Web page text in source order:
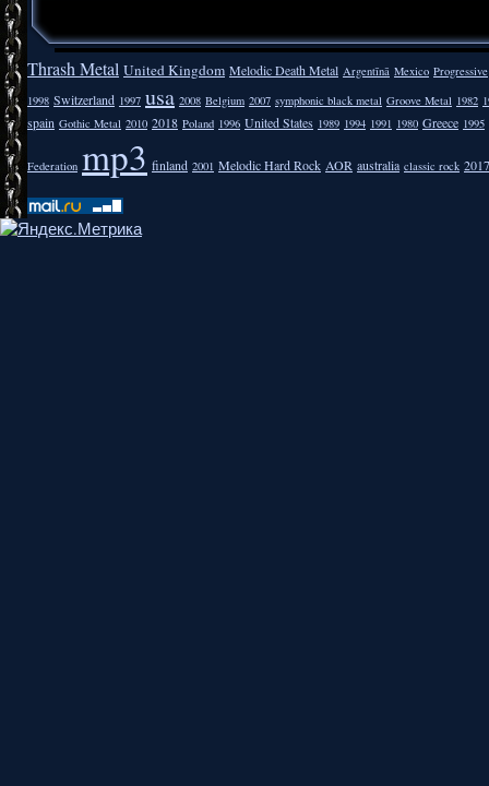
Thrash Metal United Kingdom Melodic Death Metal Argentīnā Mexico Progressive
1998 Switzerland 1997 usa 2008 Belgium 2007 symphonic black metal Groove Metal 1982
spain Gothic Metal 2010 2018 Poland 1996 United States 1989 1994 1991 1980 Greece 1995
Federation mp3 finland 2001 Melodic Hard Rock AOR australia classic rock 2017